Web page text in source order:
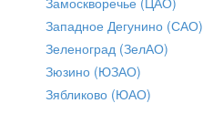
Западное Дегунино (САО)
Зеленоград (ЗелАО)
Зюзино (ЮЗАО)
Зябликово (ЮАО)